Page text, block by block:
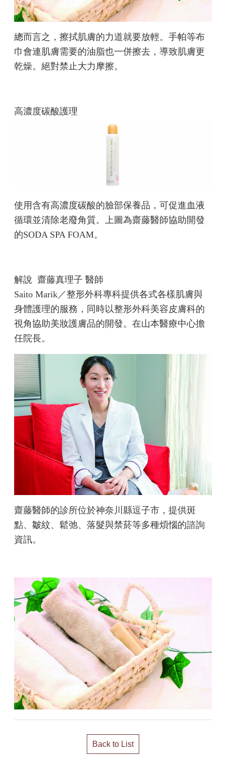
總而言之，擦拭肌膚的力道就要放輕。手帕等布
巾會連肌膚需要的油脂也一併擦去，導致肌膚更
乾燥。絕對禁止大力摩擦。
高濃度碳酸護理
使用含有高濃度碳酸的臉部保養品，可促進血液
循環並清除老廢角質。上圖為齋藤醫師協助開發
的SODA SPA FOAM。
解說齋藤真理子 醫師
Saito Marik／整形外科專科提供各式各樣肌膚與
身體護理的服務，同時以整形外科美容皮膚科的
視角協助美妝護膚品的開發。在山本醫療中心擔
任院長。
齋藤醫師的診所位於神奈川縣逗子市，提供斑
點、皺紋、鬆弛、落髮與禁菸等多種煩惱的諮詢
資訊。
Back to List